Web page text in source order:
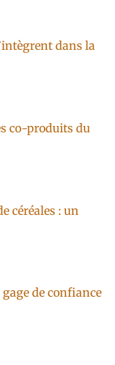
dans la
co-produits du
céréales : un
de confiance